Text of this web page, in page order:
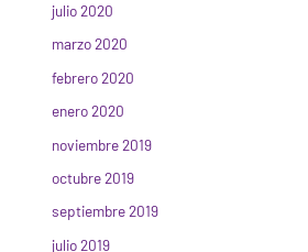
julio 2020
marzo 2020
febrero 2020
enero 2020
noviembre 2019
octubre 2019
septiembre 2019
julio 2019